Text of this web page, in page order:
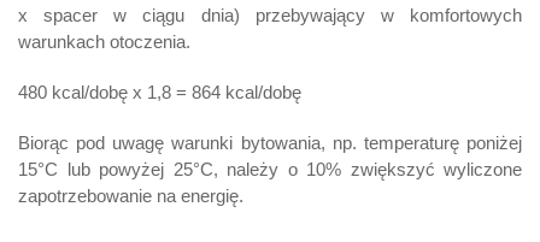
x spacer w ciągu dnia) przebywający w komfortowych
warunkach otoczenia.
480 kcal/dobę x 1,8 = 864 kcal/dobę
Biorąc pod uwagę warunki bytowania, np. temperaturę poniżej
15°C lub powyżej 25°C, należy o 10% zwiększyć wyliczone
zapotrzebowanie na energię.